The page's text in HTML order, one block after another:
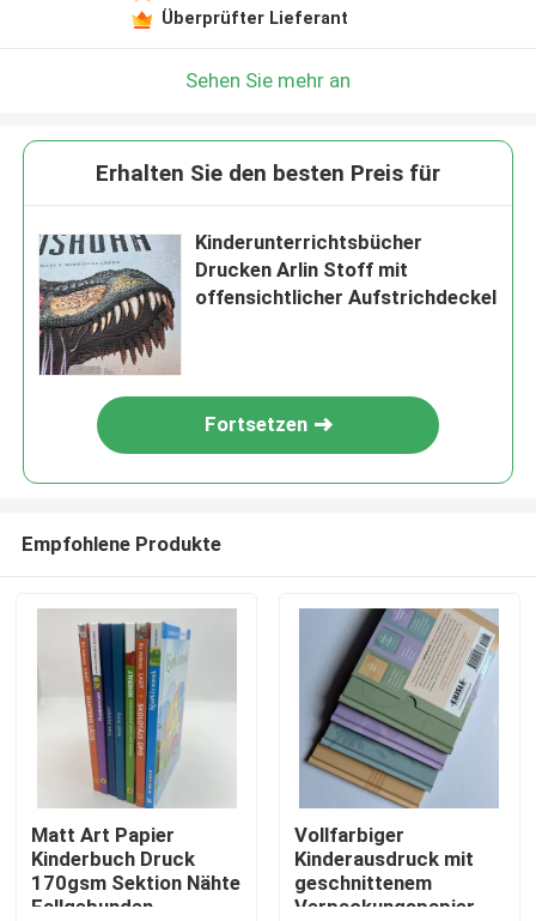
Überprüfter Lieferant
Sehen Sie mehr an
Erhalten Sie den besten Preis für
Kinderunterrichtsbücher
Drucken Arlin Stoff mit
offensichtlicher Aufstrichdeckel
Fortsetzen
Empfohlene Produkte
Matt Art Papier
Kinderbuch Druck
170gsm Sektion Nähte
Fallgebunden
Vollfarbiger
Kinderausdruck mit
geschnittenem
Verpackungspapier